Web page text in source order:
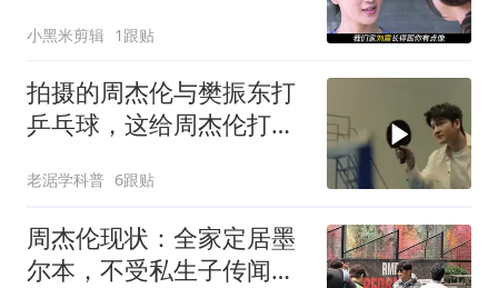
小黑米剪辑 1跟贴
拍摄的周杰伦与樊振东打
乒乓球，这给周杰伦打爽
老涺学科普 6跟贴
周杰伦现状：全家定居墨
尔本，不受私生子传闻影